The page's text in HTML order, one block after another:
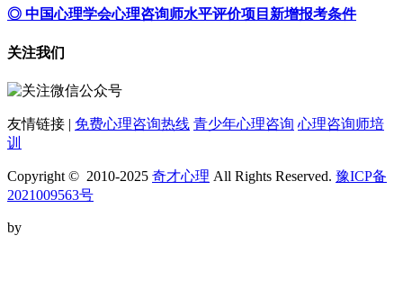
◎ 中国心理学会心理咨询师水平评价项目新增报考条件
关注我们
友情链接 | 免费心理咨询热线 青少年心理咨询 心理咨询师培
训
Copyright © 2010-2025 奇才心理 All Rights Reserved. 豫ICP备
2021009563号
by